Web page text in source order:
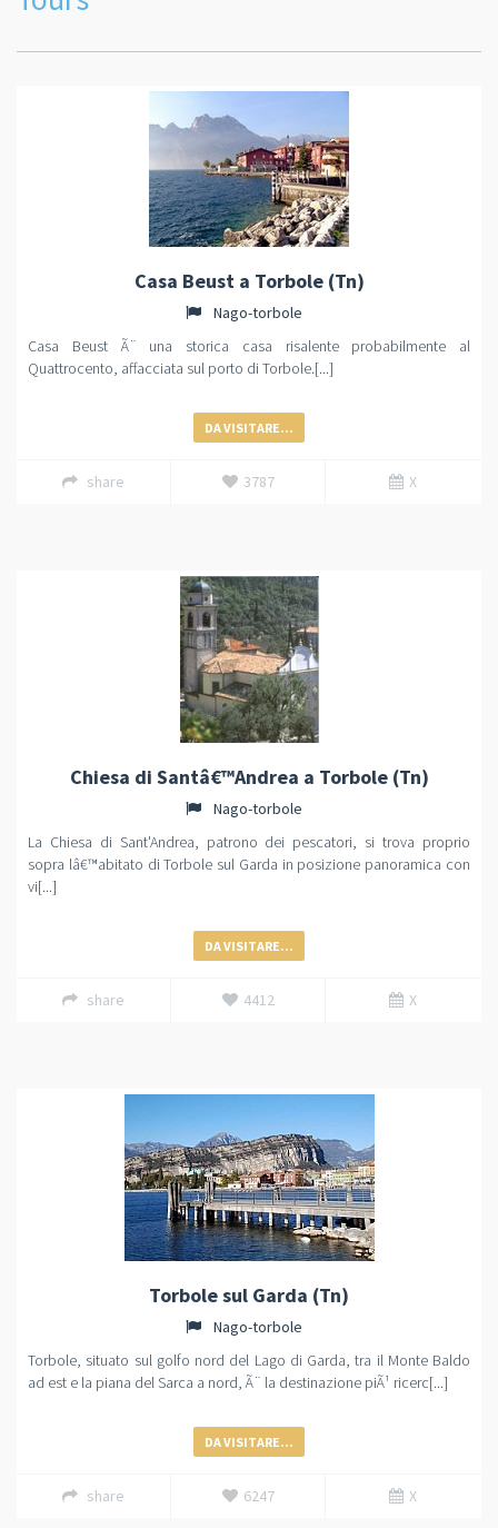
Casa Beust a Torbole (Tn)
Nago-torbole
Casa Beust Ã¨ una storica casa risalente probabilmente al
Quattrocento, affacciata sul porto di Torbole.[...]
DA VISITARE...
share 3787 X
Chiesa di Santâ€™Andrea a Torbole (Tn)
Nago-torbole
La Chiesa di Sant'Andrea, patrono dei pescatori, si trova proprio
sopra lâ€™abitato di Torbole sul Garda in posizione panoramica con
vi[...]
DA VISITARE...
share 4412 X
Torbole sul Garda (Tn)
Nago-torbole
Torbole, situato sul golfo nord del Lago di Garda, tra il Monte Baldo
ad est e la piana del Sarca a nord, Ã¨ la destinazione piÃ¹ ricerc[...]
DA VISITARE...
share 6247 X